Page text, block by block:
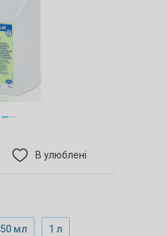
В улюблені
50 мл 1 л